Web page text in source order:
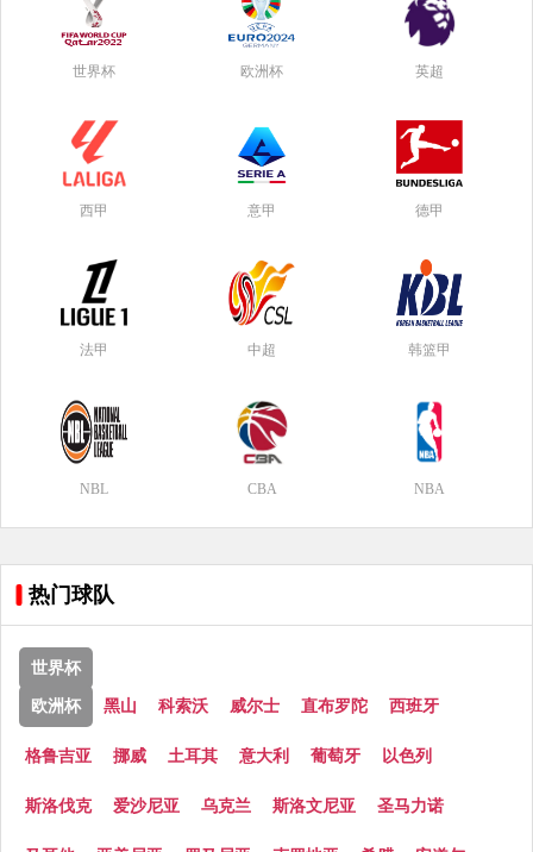
世界杯 欧洲杯 英超
西甲 意甲 德甲
法甲 中超 韩篮甲
NBL CBA NBA
热门球队
世界杯
欧洲杯 黑山 科索沃 威尔士 直布罗陀 西班牙
格鲁吉亚 挪威 土耳其 意大利 葡萄牙 以色列
斯洛伐克 爱沙尼亚 乌克兰 斯洛文尼亚 圣马力诺